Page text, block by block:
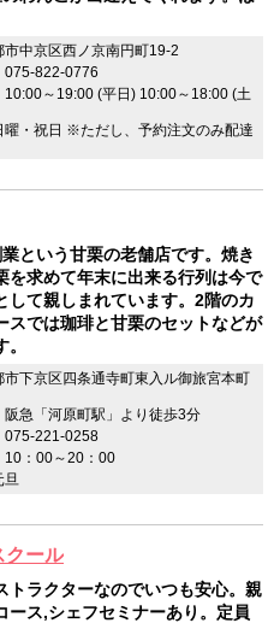
市中京区西ノ京南円町19-2
075-822-0776
10:00～19:00 (平日) 10:00～18:00 (土
曜・祝日 ※ただし、予約注文のみ配達
という甘栗の老舗店です。焼き
を求めて年末に出来る行列は今で
して親しまれています。2階のカ
スでは珈琲と甘栗のセットなどが
市下京区四条通寺町東入ル御旅宮本町
阪急「河原町駅」より徒歩3分
075-221-0258
10：00～20：00
旦
ール
トラクターなのでいつも安心。親
ース,シェフセミナーあり。定員